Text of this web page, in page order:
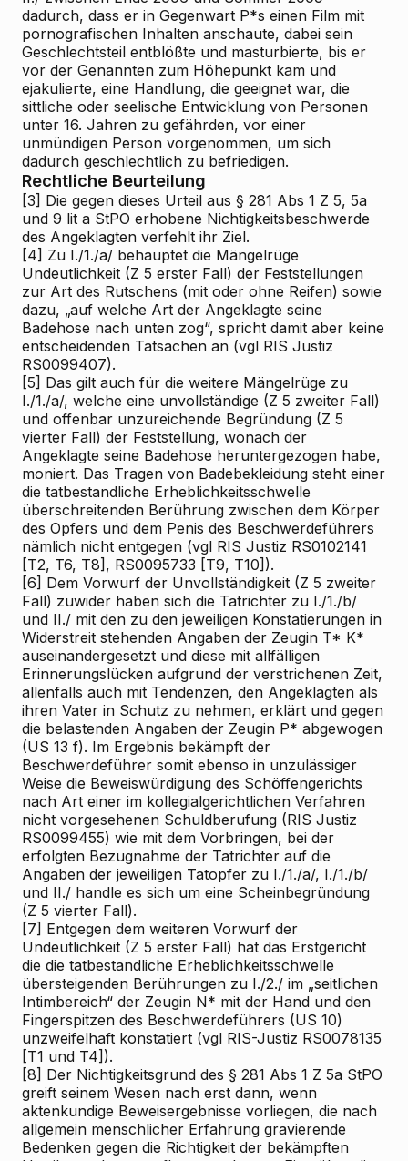
dadurch, dass er in Gegenwart P*s einen Film mit
pornografischen Inhalten anschaute, dabei sein
Geschlechtsteil entblößte und masturbierte, bis er
vor der Genannten zum Höhepunkt kam und
ejakulierte, eine Handlung, die geeignet war, die
sittliche oder seelische Entwicklung von Personen
unter 16. Jahren zu gefährden, vor einer
unmündigen Person vorgenommen, um sich
dadurch geschlechtlich zu befriedigen.
Rechtliche Beurteilung
[3] Die gegen dieses Urteil aus § 281 Abs 1 Z 5, 5a
und 9 lit a StPO erhobene Nichtigkeitsbeschwerde
des Angeklagten verfehlt ihr Ziel.
[4] Zu I./1./a/ behauptet die Mängelrüge
Undeutlichkeit (Z 5 erster Fall) der Feststellungen
zur Art des Rutschens (mit oder ohne Reifen) sowie
dazu, „auf welche Art der Angeklagte seine
Badehose nach unten zog“, spricht damit aber keine
entscheidenden Tatsachen an (vgl RIS Justiz
RS0099407).
[5] Das gilt auch für die weitere Mängelrüge zu
I./1./a/, welche eine unvollständige (Z 5 zweiter Fall)
und offenbar unzureichende Begründung (Z 5
vierter Fall) der Feststellung, wonach der
Angeklagte seine Badehose heruntergezogen habe,
moniert. Das Tragen von Badebekleidung steht einer
die tatbestandliche Erheblichkeitsschwelle
überschreitenden Berührung zwischen dem Körper
des Opfers und dem Penis des Beschwerdeführers
nämlich nicht entgegen (vgl RIS Justiz RS0102141
[T2, T6, T8], RS0095733 [T9, T10]).
[6] Dem Vorwurf der Unvollständigkeit (Z 5 zweiter
Fall) zuwider haben sich die Tatrichter zu I./1./b/
und II./ mit den zu den jeweiligen Konstatierungen in
Widerstreit stehenden Angaben der Zeugin T* K*
auseinandergesetzt und diese mit allfälligen
Erinnerungslücken aufgrund der verstrichenen Zeit,
allenfalls auch mit Tendenzen, den Angeklagten als
ihren Vater in Schutz zu nehmen, erklärt und gegen
die belastenden Angaben der Zeugin P* abgewogen
(US 13 f). Im Ergebnis bekämpft der
Beschwerdeführer somit ebenso in unzulässiger
Weise die Beweiswürdigung des Schöffengerichts
nach Art einer im kollegialgerichtlichen Verfahren
nicht vorgesehenen Schuldberufung (RIS Justiz
RS0099455) wie mit dem Vorbringen, bei der
erfolgten Bezugnahme der Tatrichter auf die
Angaben der jeweiligen Tatopfer zu I./1./a/, I./1./b/
und II./ handle es sich um eine Scheinbegründung
(Z 5 vierter Fall).
[7] Entgegen dem weiteren Vorwurf der
Undeutlichkeit (Z 5 erster Fall) hat das Erstgericht
die die tatbestandliche Erheblichkeitsschwelle
übersteigenden Berührungen zu I./2./ im „seitlichen
Intimbereich“ der Zeugin N* mit der Hand und den
Fingerspitzen des Beschwerdeführers (US 10)
unzweifelhaft konstatiert (vgl RIS-Justiz RS0078135
[T1 und T4]).
[8] Der Nichtigkeitsgrund des § 281 Abs 1 Z 5a StPO
greift seinem Wesen nach erst dann, wenn
aktenkundige Beweisergebnisse vorliegen, die nach
allgemein menschlicher Erfahrung gravierende
Bedenken gegen die Richtigkeit der bekämpften